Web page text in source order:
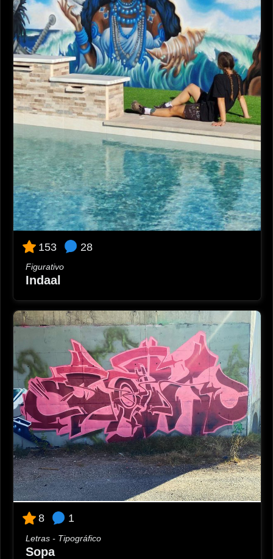
153 28
Figurativo
Indaal
8 1
Letras - Tipográfico
Sopa